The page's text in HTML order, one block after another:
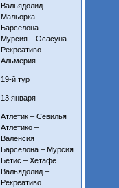
Вальядолид
Мальорка –
Барселона
Мурсия – Осасуна
Рекреативо –
Альмерия
19-й тур
13 января
Атлетик – Севилья
Атлетико –
Валенсия
Барселона – Мурсия
Бетис – Хетафе
Вальядолид –
Рекреативо